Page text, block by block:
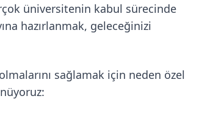
üniversitenin kabul sürecinde
hazırlanmak, geleceğinizi
sağlamak için neden özel